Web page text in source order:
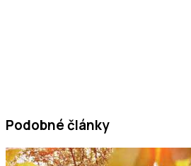
Podobné články